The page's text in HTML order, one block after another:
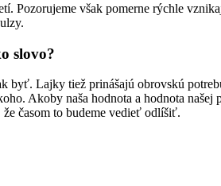
Pozorujeme však pomerne rýchle
slovo?
byť. Lajky tiež prinášajú obrovskú
Akoby naša hodnota a hodnota našej
časom to budeme vedieť odlíšiť.